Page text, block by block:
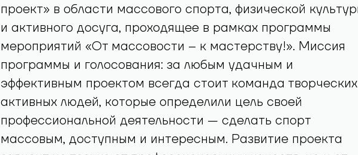
проект» в области массового спорта, физической
и активного досуга, проходящее в рамках программы
мероприятий «От массовости – к мастерству!». Миссия
программы и голосования: за любым удачным и
эффективным проектом всегда стоит команда
активных людей, которые определили цель своей
профессиональной деятельности — сделать спорт
массовым, доступным и интересным. Развитие проекта